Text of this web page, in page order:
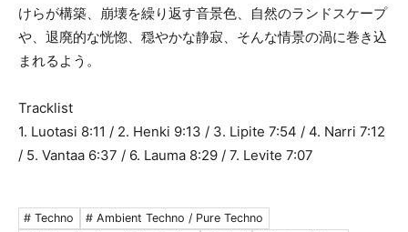
けらが構築、崩壊を繰り返す音景色、自然のランドスケープ
や、退廃的な恍惚、穏やかな静寂、そんな情景の渦に巻き込
まれるよう。
Tracklist
1. Luotasi 8:11 / 2. Henki 9:13 / 3. Lipite 7:54 / 4. Narri 7:12
/ 5. Vantaa 6:37 / 6. Lauma 8:29 / 7. Levite 7:07
# Techno
# Ambient Techno / Pure Techno